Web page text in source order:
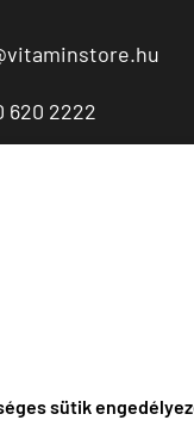
sütik
620 2222